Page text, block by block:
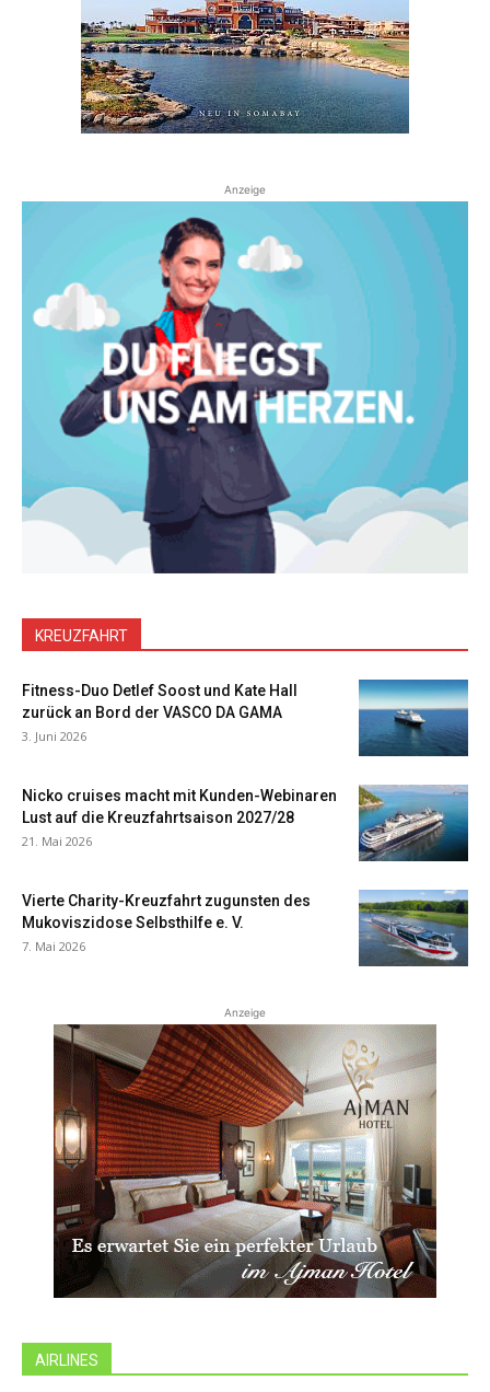
Anzeige
KREUZFAHRT
Fitness-Duo Detlef Soost und Kate Hall
zurück an Bord der VASCO DA GAMA
3. Juni 2026
Nicko cruises macht mit Kunden-Webinaren
Lust auf die Kreuzfahrtsaison 2027/28
21. Mai 2026
Vierte Charity-Kreuzfahrt zugunsten des
Mukoviszidose Selbsthilfe e. V.
7. Mai 2026
Anzeige
AIRLINES